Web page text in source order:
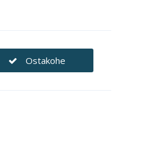
Ostakohe